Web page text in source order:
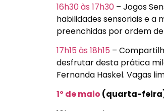
16h30às 17h30 – Jogos
habilidades sensoriais e a
preenchidas por ordem de
17h15 às 18h15 –
desfrutar desta prática
Fernanda Haskel. Vagas
1º de maio (quarta-